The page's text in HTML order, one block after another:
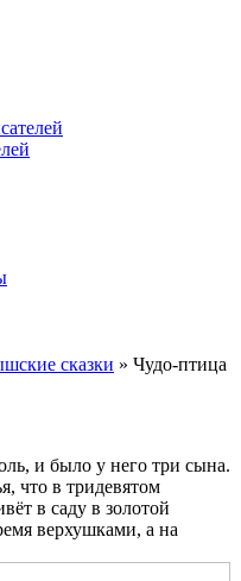
сказки » Чудо-птица
и было у него три сына.
что в тридевятом
в саду в золотой
верхушками, а на